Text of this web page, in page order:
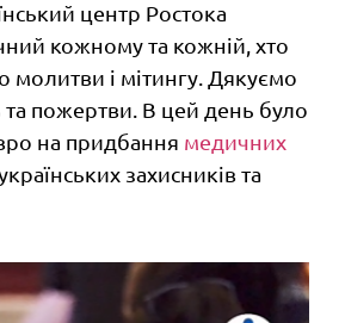
центр Ростока
кожному та кожній, хто
молитви і мітингу. Дякуємо
та пожертви. В цей день було
на придбання медичних
захисників та